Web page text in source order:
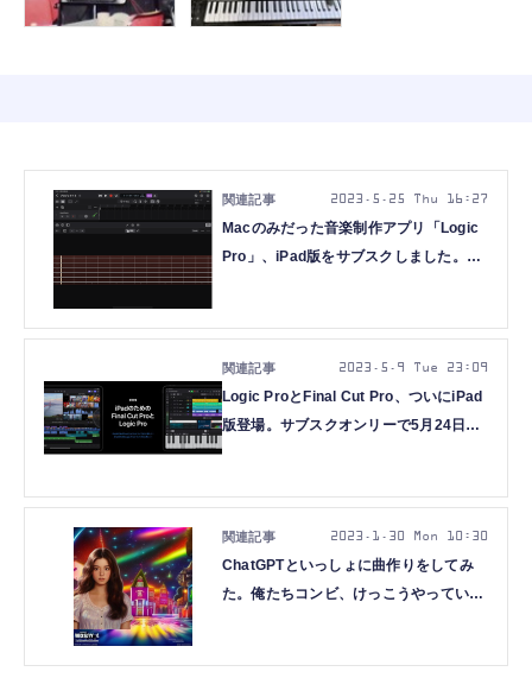
Macのみだった音楽制作アプリ「Logic
Pro」、iPad版をサブスクしました。
2023.5.25 Thu 16:27
Logic ProとFinal Cut Pro、ついにiPad
版登場。サブスクオンリーで5月24日提
2023.5.9 Tue 23:09
ChatGPTといっしょに曲作りをしてみ
た。俺たちコンビ、けっこうやっていけ
2023.1.30 Mon 10:30